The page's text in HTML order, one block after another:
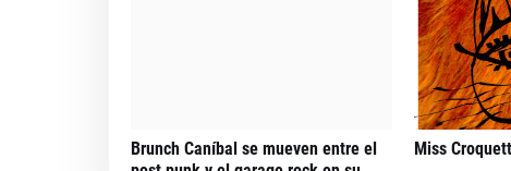
Brunch Caníbal se mueven entre el
Miss